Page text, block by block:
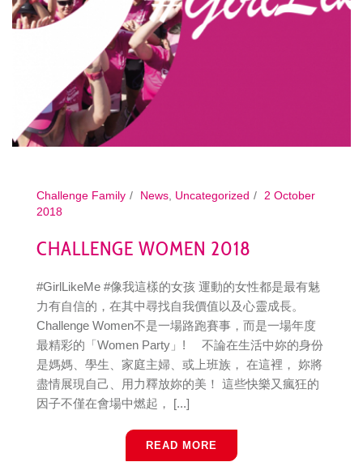
Challenge Family News, Uncategorized
2 October
2018
CHALLENGE WOMEN 2018
#GirlLikeMe #像我這樣的女孩 運動的女性都是最有魅
力有自信的，在其中尋找自我價值以及心靈成長。
Challenge Women不是一場路跑賽事，而是一場年度
最精彩的「Women Party」! 不論在生活中妳的身份
是媽媽、學生、家庭主婦、或上班族， 在這裡， 妳將
盡情展現自己、用力釋放妳的美！ 這些快樂又瘋狂的
因子不僅在會場中燃起， [...]
READ MORE